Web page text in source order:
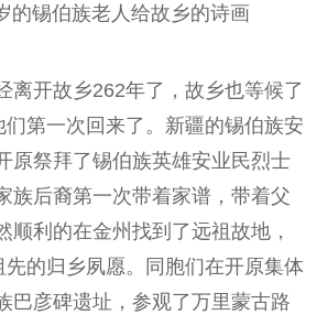
的锡伯族老人给故乡的诗画
离开故乡262年了，故乡也等候了
第一次回来了。新疆的锡伯族安
原祭拜了锡伯族英雄安业民烈士
族后裔第一次带着家谱，带着父
顺利的在金州找到了远祖故地，
的归乡夙愿。同胞们在开原集体
巴彦碑遗址，参观了万里蒙古路